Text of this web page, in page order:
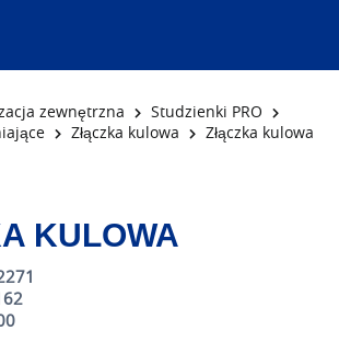
zewnętrzna
Studzienki PRO
Złączka kulowa Złączka kulowa
KULOWA